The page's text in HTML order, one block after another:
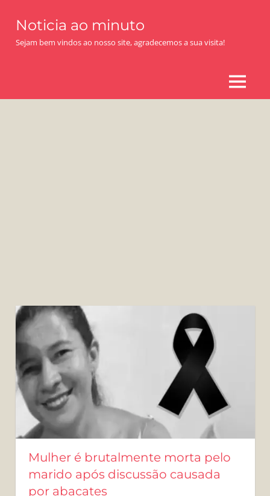
content
Noticia ao minuto
Sejam bem vindos ao nosso site, agradecemos a sua visita!
MENU
Mulher é brutalmente morta pelo
marido após discussão causada
por abacates